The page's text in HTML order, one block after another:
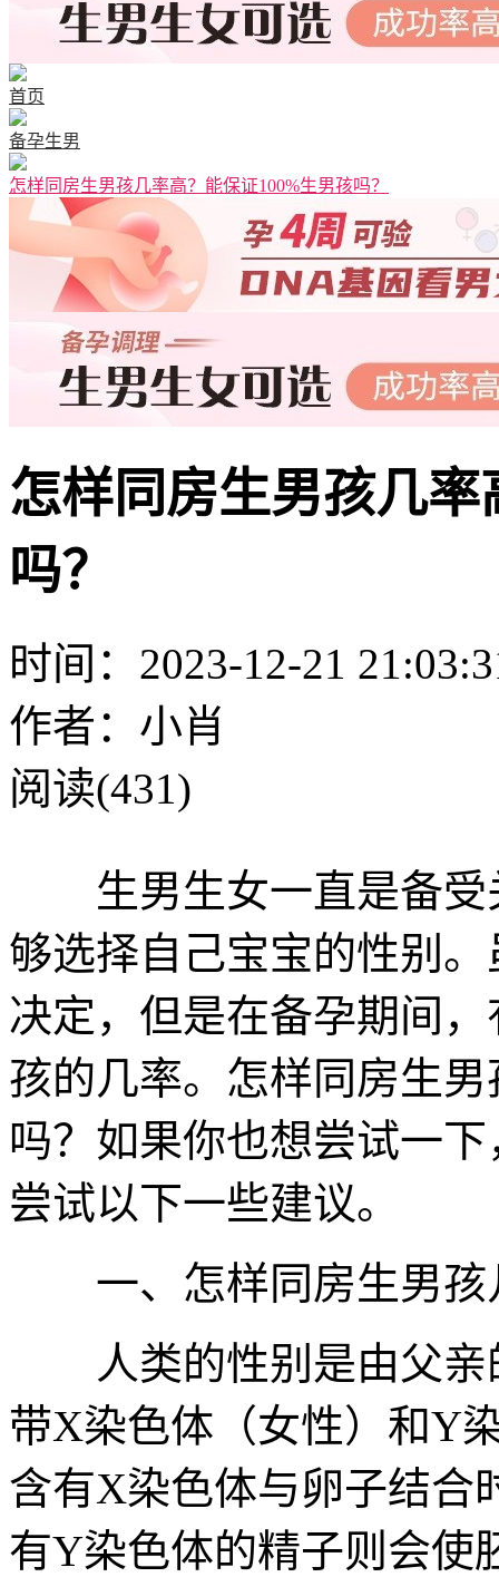
首页
备孕生男
怎样同房生男孩几率高？能保证100%生男孩吗？
怎样同房生男孩几
吗？
时间：2023-12-21
作者：小肖
阅读(431)
生男生女一直是备受
够选择自己宝宝的性别
决定，但是在备孕期间
孩的几率。怎样同房生
吗？如果你也想尝试一
尝试以下一些建议。
一、怎样同房生男孩
人类的性别是由父亲
带X染色体（女性）和Y
含有X染色体与卵子结合
有Y染色体的精子则会使